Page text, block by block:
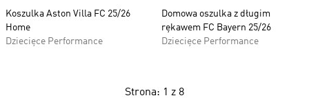
Koszulka Aston Villa FC 25/26
Home
Dziecięce Performance
Domowa oszulka z długim
rękawem FC Bayern 25/26
Dziecięce Performance
Strona: 1 z 8